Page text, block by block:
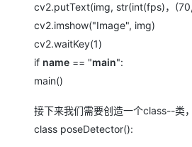
cv2.putText(img, str(int(fps)，
cv2.imshow("Image", img)
cv2.waitKey(1)
if name == "main":
main()
接下来我们需要创造一个class--类
class poseDetector():